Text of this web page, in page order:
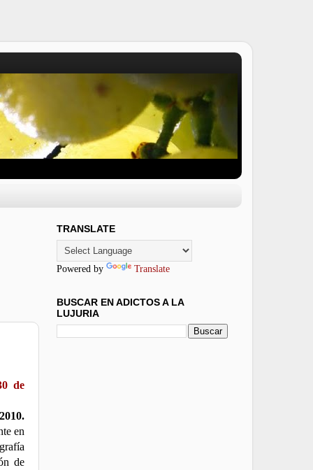
de
en
de
TRANSLATE
Powered by Translate
BUSCAR EN ADICTOS A LA
LUJURIA